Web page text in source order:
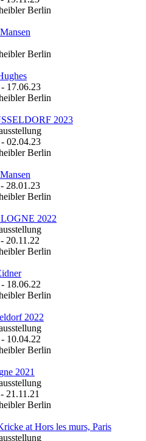
Berlin
Berlin
- 17.06.23
Berlin
2023
- 02.04.23
Berlin
- 28.01.23
Berlin
2022
- 20.11.22
Berlin
- 18.06.22
Berlin
2022
- 10.04.22
Berlin
2021
- 21.11.21
Berlin
at Hors les murs, Paris